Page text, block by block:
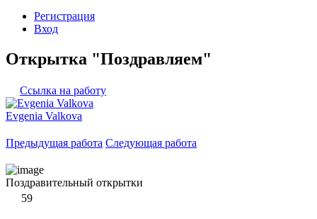
Регистрация
Вход
Открытка "Поздравляем"
Ссылка на работу
Evgenia Valkova
Предыдущая работа Следующая работа
Поздравительный открытки
59